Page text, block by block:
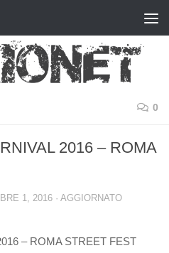
0
2016 – ROMA
1, 2016 · AGGIORNATO
– ROMA STREET FEST